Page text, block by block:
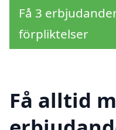
Få 3
förpliktelser
Få alltid